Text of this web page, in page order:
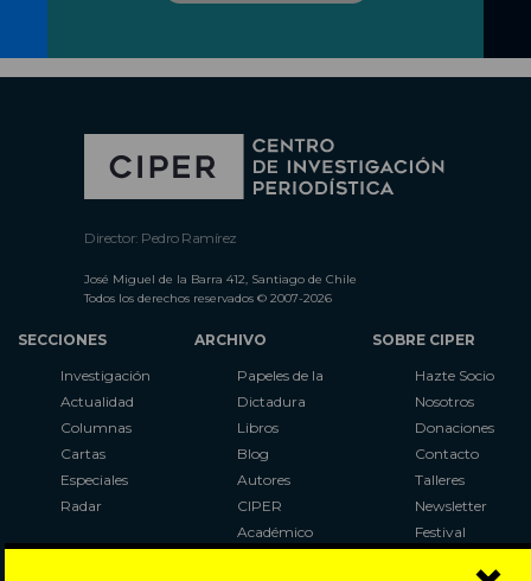
Director: Pedro Ramírez
José Miguel de la Barra 412, Santiago de Chile
Todos los derechos reservados © 2007-2026
SECCIONES
Investigación
Actualidad
Columnas
Cartas
Especiales
Radar
ARCHIVO
Papeles de la
Dictadura
Libros
Blog
Autores
CIPER
Académico
SOBRE CIPER
Hazte Socio
Nosotros
Donaciones
Contacto
Talleres
Newsletter
Festival